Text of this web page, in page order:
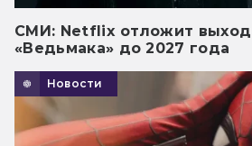
СМИ: Netflix отложит
«Ведьмака» до 2027 года
Новости